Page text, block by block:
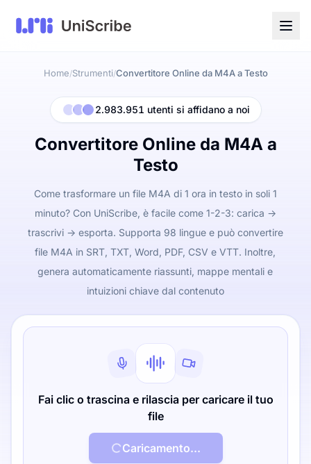
Home/Strumenti/Convertitore Online da M4A a Testo
2.983.951 utenti si affidano a noi
Convertitore Online da M4A a
Testo
Come trasformare un file M4A di 1 ora in testo in soli 1
minuto? Con UniScribe, è facile come 1-2-3: carica ->
trascrivi -> esporta. Supporta 98 lingue e può convertire
file M4A in SRT, TXT, Word, PDF, CSV e VTT. Inoltre,
genera automaticamente riassunti, mappe mentali e
intuizioni chiave dal contenuto
Fai clic o trascina e rilascia per caricare il tuo
file
Caricamento...